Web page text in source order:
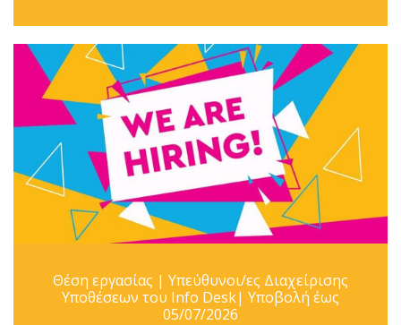
Θέση εργασίας | Υπεύθυνοι/ες Διαχείρισης
Υποθέσεων του Info Desk| Υποβολή έως
05/07/2026